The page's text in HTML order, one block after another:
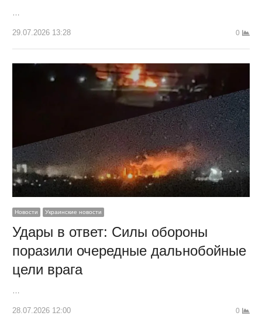
29.07.2026 13:28 0
Новости Украинские новости
Удары в ответ: Силы обороны
поразили очередные дальнобойные
цели врага
…
28.07.2026 12:00 0